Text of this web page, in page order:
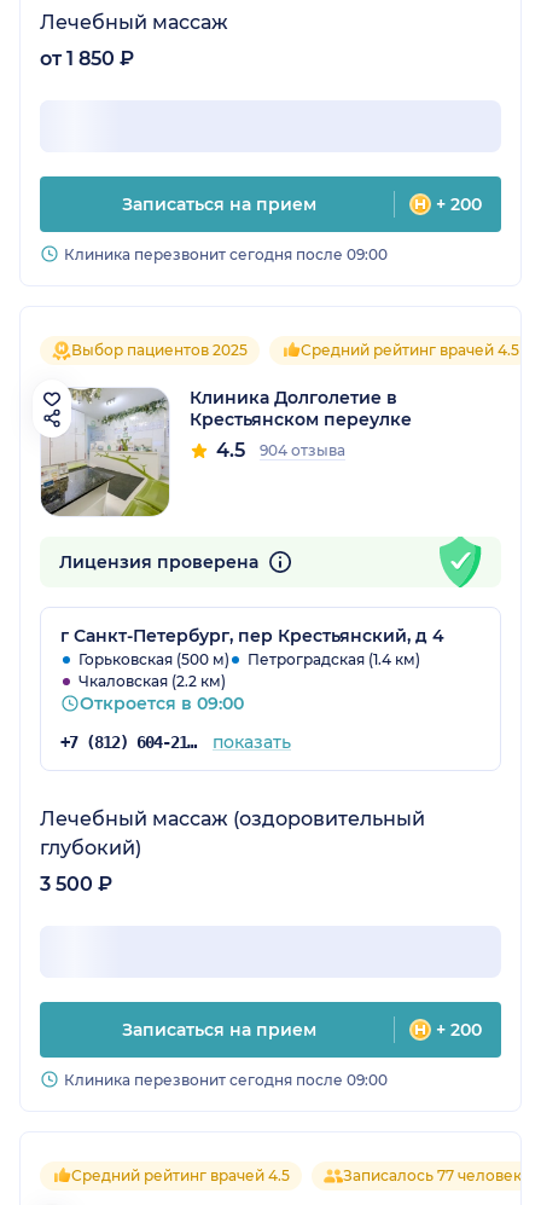
Лечебный массаж
от 1 850 ₽
Записаться на прием + 200
Клиника перезвонит сегодня после 09:00
Выбор пациентов 2025 Средний рейтинг врачей 4.5
Клиника Долголетие в
Крестьянском переулке
4.5 904 отзыва
Лицензия проверена
г Санкт-Петербург, пер Крестьянский, д 4
Горьковская (500 м)
Петроградская (1.4 км)
Чкаловская (2.2 км)
Откроется в 09:00
+7 (812) 604-21-66 показать
Лечебный массаж (оздоровительный
глубокий)
3 500 ₽
Записаться на прием + 200
Клиника перезвонит сегодня после 09:00
Средний рейтинг врачей 4.5 Записалось 77 человек